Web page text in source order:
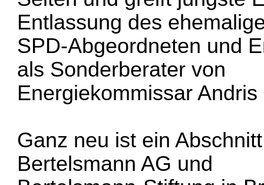
Entlassung des
SPD-Abgeordneten und
als Sonderberater von
Energiekommissar
Ganz neu ist ein
Bertelsmann AG und